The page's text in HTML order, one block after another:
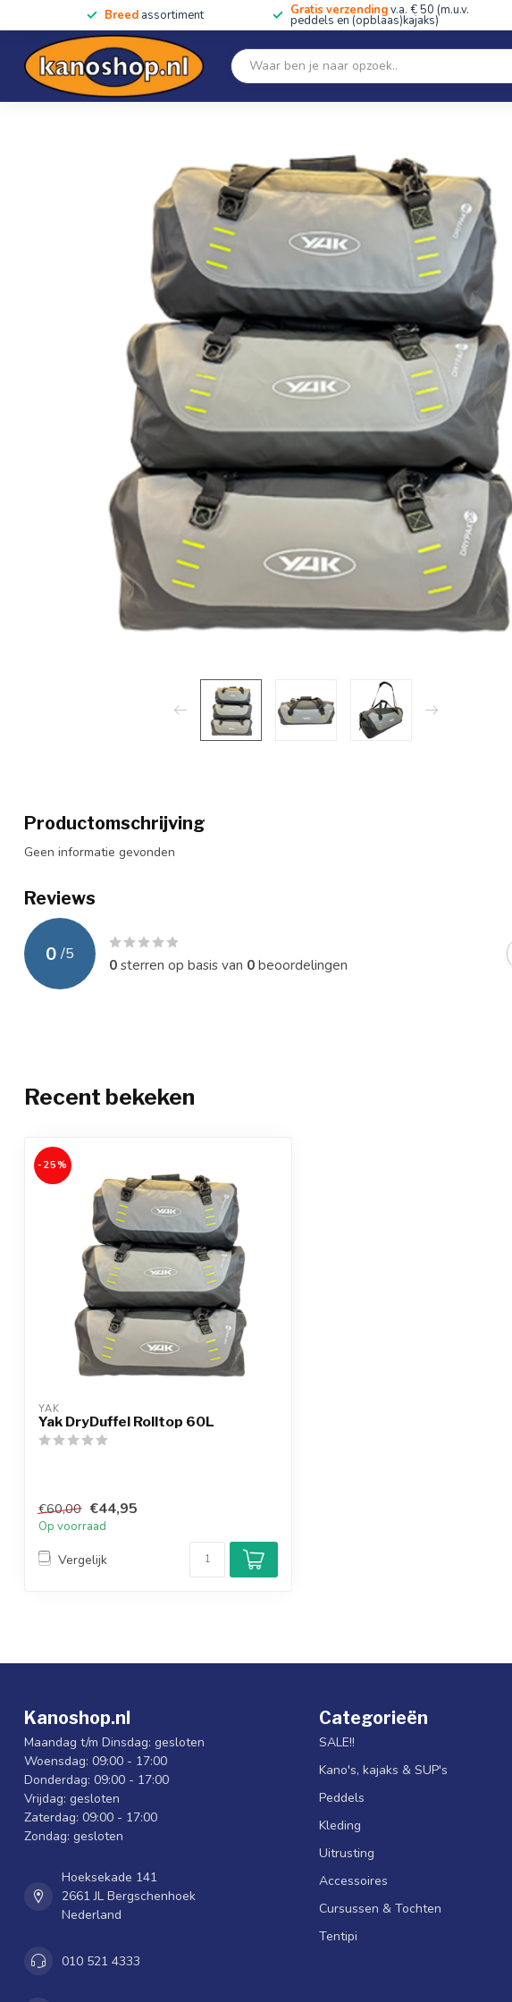
Breed assortiment Gratis verzendingv.a. € 50 (m.u.v.
peddels en (opblaas)kajaks)
SALE!! Kano's, kajaks & SUP's Peddels Kleding
Home Yak DryDuffel Rolltop 60L
Productomschrijving
Geen informatie gevonden
Reviews
0 /5
0sterren op basis van 0beoordelingen
Recent bekeken
-25%
YAK
Yak DryDuffel Rolltop 60L
€60,00 €44,95
Op voorraad
Vergelijk
Kanoshop.nl
Maandag t/m Dinsdag: gesloten
Woensdag: 09:00 - 17:00
Donderdag: 09:00 - 17:00
Vrijdag: gesloten
Zaterdag: 09:00 - 17:00
Zondag: gesloten
Hoeksekade 141
2661 JL Bergschenhoek
Nederland
010 521 4333
Categorieën
SALE!!
Kano's, kajaks & SUP's
Peddels
Kleding
Uitrusting
Accessoires
Cursussen & Tochten
Tentipi